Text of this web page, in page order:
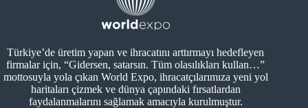
Türkiye’de üretim yapan ve ihracatını arttırmayı hedefleyen
firmalar için, “Gidersen, satarsın. Tüm olasılıkları kullan…”
mottosuyla yola çıkan World Expo, ihracatçılarımıza yeni yol
haritaları çizmek ve dünya çapındaki fırsatlardan
faydalanmalarını sağlamak amacıyla kurulmuştur.